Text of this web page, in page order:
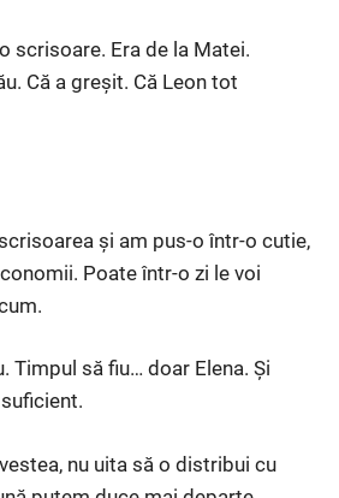
scrisoare. Era de la Matei.
Că a greșit. Că Leon tot
și am pus-o într-o cutie,
Poate într-o zi le voi
Timpul să fiu… doar Elena. Și
nu uita să o distribui cu